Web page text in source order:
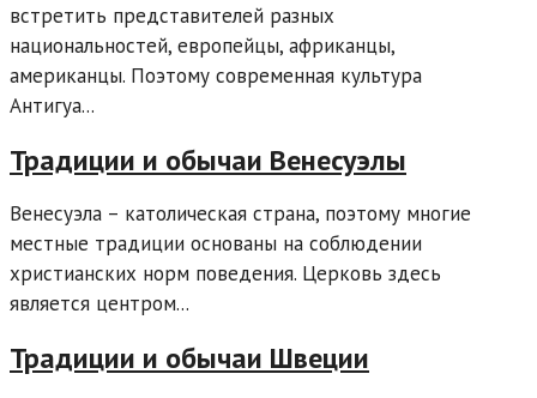
встретить представителей разных
национальностей, европейцы, африканцы,
американцы. Поэтому современная культура
Антигуа...
Традиции и обычаи Венесуэлы
Венесуэла – католическая страна, поэтому многие
местные традиции основаны на соблюдении
христианских норм поведения. Церковь здесь
является центром...
Традиции и обычаи Швеции